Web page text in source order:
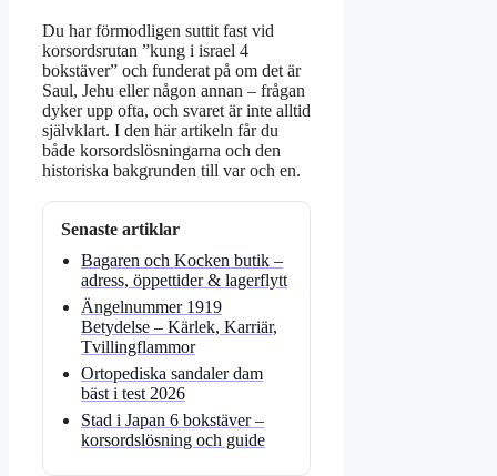
Du har förmodligen suttit fast vid
korsordsrutan ”kung i israel 4
bokstäver” och funderat på om det är
Saul, Jehu eller någon annan – frågan
dyker upp ofta, och svaret är inte alltid
självklart. I den här artikeln får du
både korsordslösningarna och den
historiska bakgrunden till var och en.
Senaste artiklar
Bagaren och Kocken butik –
adress, öppettider & lagerflytt
Ängelnummer 1919
Betydelse – Kärlek, Karriär,
Tvillingflammor
Ortopediska sandaler dam
bäst i test 2026
Stad i Japan 6 bokstäver –
korsordslösning och guide